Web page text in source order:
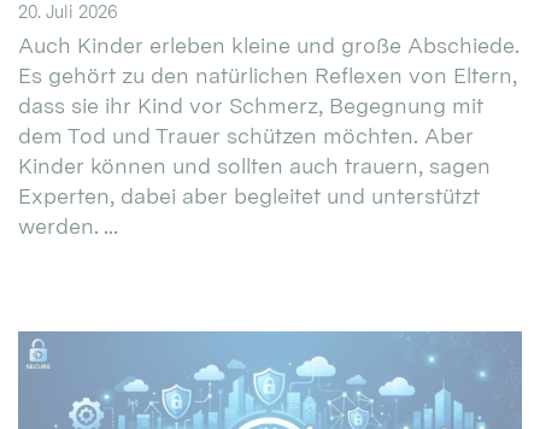
20. Juli 2026
Auch Kinder erleben kleine und große Abschiede.
Es gehört zu den natürlichen Reflexen von Eltern,
dass sie ihr Kind vor Schmerz, Begegnung mit
dem Tod und Trauer schützen möchten. Aber
Kinder können und sollten auch trauern, sagen
Experten, dabei aber begleitet und unterstützt
werden. ...